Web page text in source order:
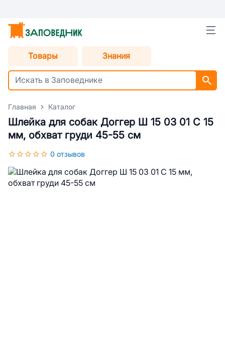
Товары Знания
Главная Каталог
Шлейка для собак Доггер Ш 15 03 01 С 15
мм, обхват груди 45-55 см
0 отзывов